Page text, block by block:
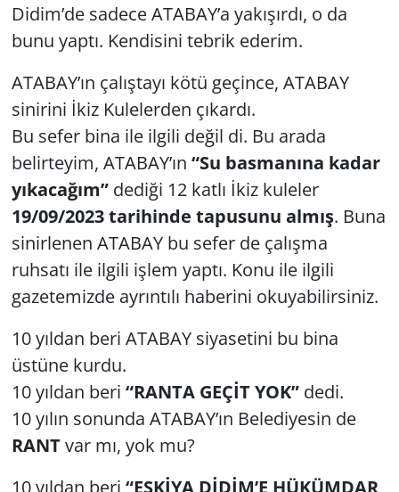
Didim’de sadece ATABAY’a yakışırdı, o da
bunu yaptı. Kendisini tebrik ederim.
ATABAY’ın çalıştayı kötü geçince, ATABAY
sinirini İkiz Kulelerden çıkardı.
Bu sefer bina ile ilgili değil di. Bu arada
belirteyim, ATABAY’ın “Su basmanına kadar
yıkacağım” dediği 12 katlı İkiz kuleler
19/09/2023 tarihinde tapusunu almış. Buna
sinirlenen ATABAY bu sefer de çalışma
ruhsatı ile ilgili işlem yaptı. Konu ile ilgili
gazetemizde ayrıntılı haberini okuyabilirsiniz.
10 yıldan beri ATABAY siyasetini bu bina
üstüne kurdu.
10 yıldan beri “RANTA GEÇİT YOK”dedi.
10 yılın sonunda ATABAY’ın Belediyesin de
RANTvar mı, yok mu?
10 yıldan beri “EŞKİYA DİDİM’E HÜKÜMDAR